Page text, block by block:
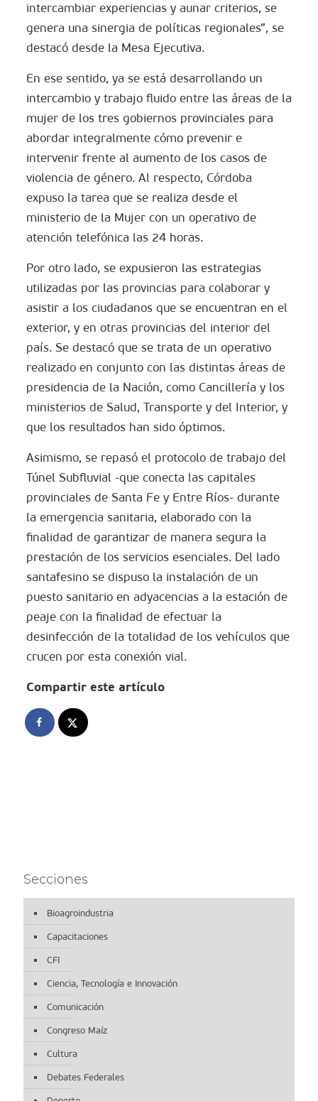
intercambiar experiencias y aunar criterios, se
genera una sinergia de políticas regionales”, se
destacó desde la Mesa Ejecutiva.
En ese sentido, ya se está desarrollando un
intercambio y trabajo fluido entre las áreas de la
mujer de los tres gobiernos provinciales para
abordar integralmente cómo prevenir e
intervenir frente al aumento de los casos de
violencia de género. Al respecto, Córdoba
expuso la tarea que se realiza desde el
ministerio de la Mujer con un operativo de
atención telefónica las 24 horas.
Por otro lado, se expusieron las estrategias
utilizadas por las provincias para colaborar y
asistir a los ciudadanos que se encuentran en el
exterior, y en otras provincias del interior del
país. Se destacó que se trata de un operativo
realizado en conjunto con las distintas áreas de
presidencia de la Nación, como Cancillería y los
ministerios de Salud, Transporte y del Interior, y
que los resultados han sido óptimos.
Asimismo, se repasó el protocolo de trabajo del
Túnel Subfluvial -que conecta las capitales
provinciales de Santa Fe y Entre Ríos- durante
la emergencia sanitaria, elaborado con la
finalidad de garantizar de manera segura la
prestación de los servicios esenciales. Del lado
santafesino se dispuso la instalación de un
puesto sanitario en adyacencias a la estación de
peaje con la finalidad de efectuar la
desinfección de la totalidad de los vehículos que
crucen por esta conexión vial.
Compartir este artículo
Secciones
Bioagroindustria
Capacitaciones
CFI
Ciencia, Tecnología e Innovación
Comunicación
Congreso Maíz
Cultura
Debates Federales